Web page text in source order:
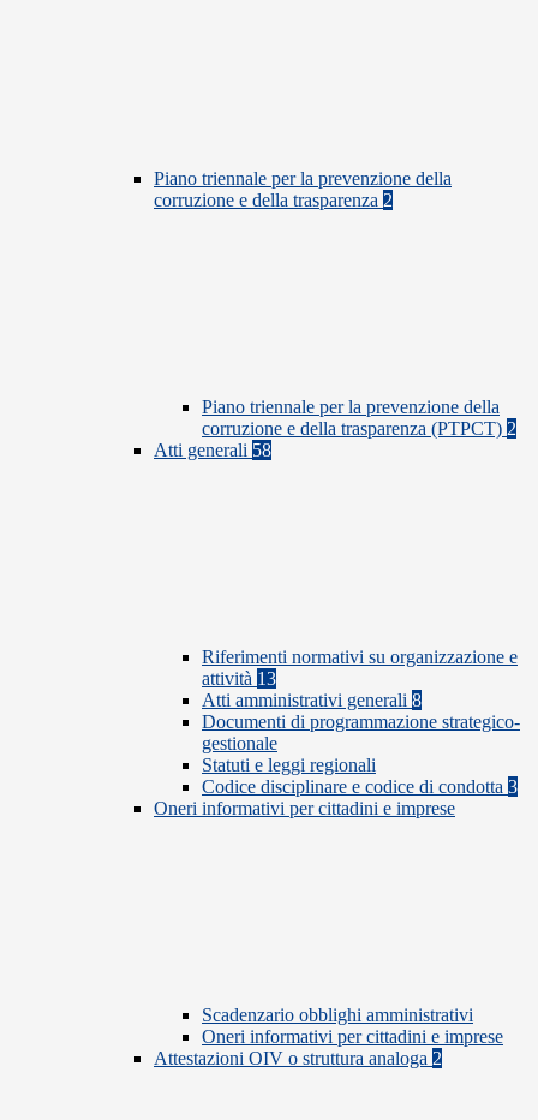
Piano triennale per la prevenzione della
corruzione e della trasparenza 2
Piano triennale per la prevenzione della
corruzione e della trasparenza (PTPCT) 2
Atti generali 58
Riferimenti normativi su organizzazione e
attività 13
Atti amministrativi generali 8
Documenti di programmazione strategico-
gestionale
Statuti e leggi regionali
Codice disciplinare e codice di condotta 3
Oneri informativi per cittadini e imprese
Scadenzario obblighi amministrativi
Oneri informativi per cittadini e imprese
Attestazioni OIV o struttura analoga 2